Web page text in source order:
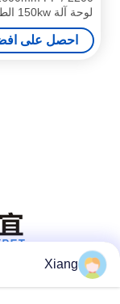
لوحة خط
احصل على
Xiang